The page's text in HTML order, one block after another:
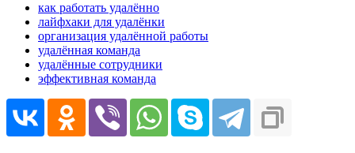
как работать удалённо
лайфхаки для удалёнки
организация удалённой работы
удалённая команда
удалённые сотрудники
эффективная команда